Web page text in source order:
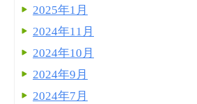
2025年1月
2024年11月
2024年10月
2024年9月
2024年7月